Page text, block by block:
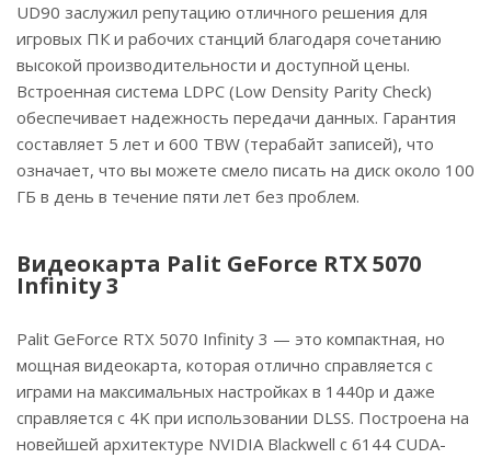
UD90 заслужил репутацию отличного решения для
игровых ПК и рабочих станций благодаря сочетанию
высокой производительности и доступной цены.
Встроенная система LDPC (Low Density Parity Check)
обеспечивает надежность передачи данных. Гарантия
составляет 5 лет и 600 TBW (терабайт записей), что
означает, что вы можете смело писать на диск около 100
ГБ в день в течение пяти лет без проблем.
Видеокарта Palit GeForce RTX 5070
Infinity 3
Palit GeForce RTX 5070 Infinity 3 — это компактная, но
мощная видеокарта, которая отлично справляется с
играми на максимальных настройках в 1440p и даже
справляется с 4K при использовании DLSS. Построена на
новейшей архитектуре NVIDIA Blackwell с 6144 CUDA-